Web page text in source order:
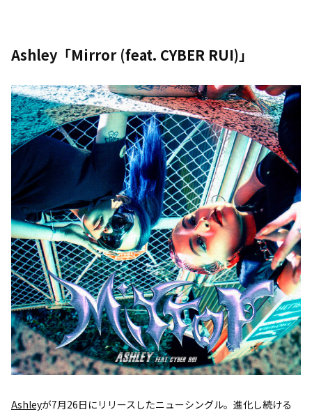
Ashley「Mirror (feat. CYBER RUI)」
Ashleyが7月26日にリリースしたニューシングル。進化し続ける